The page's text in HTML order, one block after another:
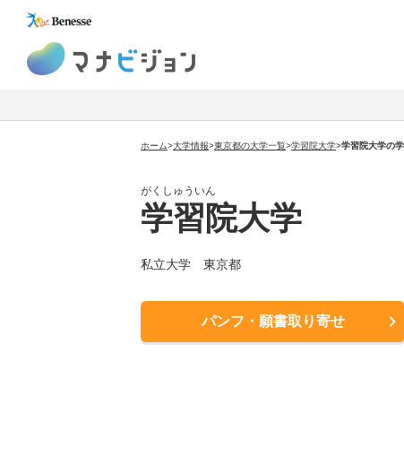
ホーム>大学情報>東京都の大学一覧>学習院大学>学習院大学の
がくしゅういん
学習院大学
私立大学 東京都
パンフ・願書取り寄せ